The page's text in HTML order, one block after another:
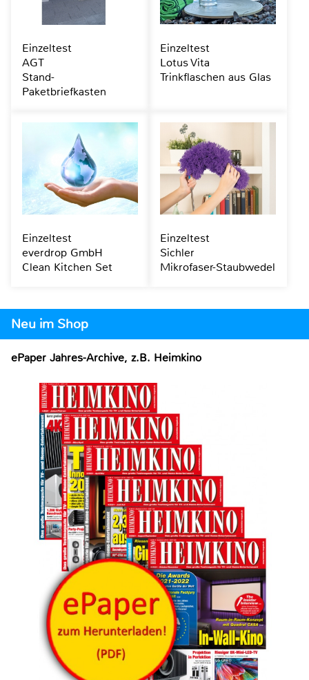
Neu im Shop
ePaper Jahres-Archive, z.B. Heimkino
Einzeltest
AGT
Stand-
Paketbriefkasten
Einzeltest
Lotus Vita
Trinkflaschen aus Glas
Einzeltest
everdrop GmbH
Clean Kitchen Set
Einzeltest
Sichler
Mikrofaser-Staubwedel